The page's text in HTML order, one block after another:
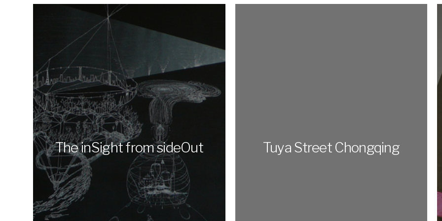
The inSight from sideOut Tuya Street Chongqing